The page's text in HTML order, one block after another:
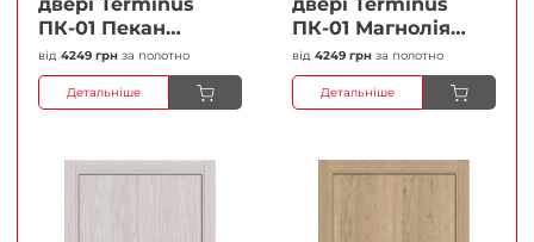
ПК-01 Пекан
Глухі Плівка
від 4249 грн за полотно
Детальніше
ПК-01 Магнолія
Глухі Плівка
від 4249 грн за полотно
Детальніше